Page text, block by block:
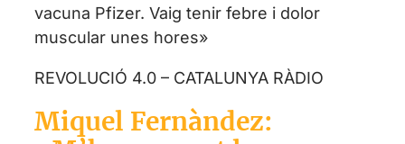
vacuna Pfizer. Vaig tenir febre i dolor
muscular unes hores»
REVOLUCIÓ 4.0 – CATALUNYA RÀDIO
Miquel Fernàndez: